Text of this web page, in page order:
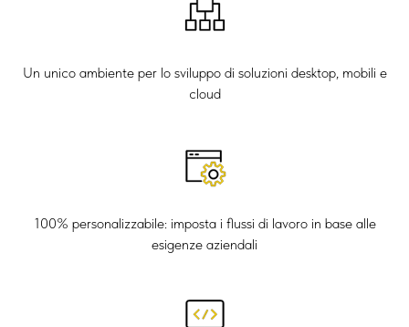
Un unico ambiente per lo sviluppo di soluzioni desktop, mobili e
cloud
100% personalizzabile: imposta i flussi di lavoro in base alle
esigenze aziendali